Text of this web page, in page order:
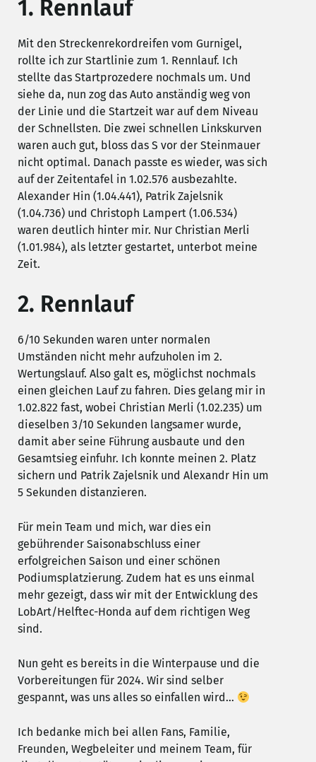
1. Rennlauf
Mit den Streckenrekordreifen vom Gurnigel,
rollte ich zur Startlinie zum 1. Rennlauf. Ich
stellte das Startprozedere nochmals um. Und
siehe da, nun zog das Auto anständig weg von
der Linie und die Startzeit war auf dem Niveau
der Schnellsten. Die zwei schnellen Linkskurven
waren auch gut, bloss das S vor der Steinmauer
nicht optimal. Danach passte es wieder, was sich
auf der Zeitentafel in 1.02.576 ausbezahlte.
Alexander Hin (1.04.441), Patrik Zajelsnik
(1.04.736) und Christoph Lampert (1.06.534)
waren deutlich hinter mir. Nur Christian Merli
(1.01.984), als letzter gestartet, unterbot meine
Zeit.
2. Rennlauf
6/10 Sekunden waren unter normalen
Umständen nicht mehr aufzuholen im 2.
Wertungslauf. Also galt es, möglichst nochmals
einen gleichen Lauf zu fahren. Dies gelang mir in
1.02.822 fast, wobei Christian Merli (1.02.235) um
dieselben 3/10 Sekunden langsamer wurde,
damit aber seine Führung ausbaute und den
Gesamtsieg einfuhr. Ich konnte meinen 2. Platz
sichern und Patrik Zajelsnik und Alexandr Hin um
5 Sekunden distanzieren.
Für mein Team und mich, war dies ein
gebührender Saisonabschluss einer
erfolgreichen Saison und einer schönen
Podiumsplatzierung. Zudem hat es uns einmal
mehr gezeigt, dass wir mit der Entwicklung des
LobArt/Helftec-Honda auf dem richtigen Weg
sind.
Nun geht es bereits in die Winterpause und die
Vorbereitungen für 2024. Wir sind selber
gespannt, was uns alles so einfallen wird…
Ich bedanke mich bei allen Fans, Familie,
Freunden, Wegbeleiter und meinem Team, für